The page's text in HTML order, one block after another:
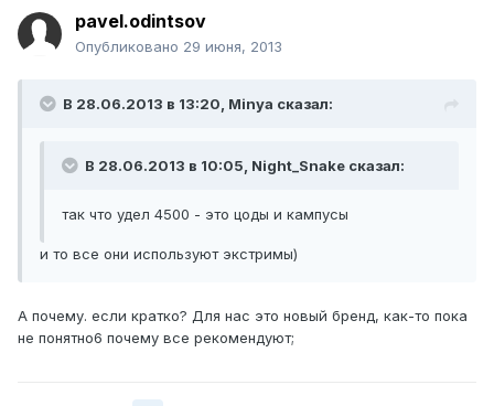
pavel.odintsov
Опубликовано 29 июня, 2013
В 28.06.2013 в 13:20, Minya сказал:
В 28.06.2013 в 10:05, Night_Snake сказал:
так что удел 4500 - это цоды и кампусы
и то все они используют экстримы)
А почему. если кратко? Для нас это новый бренд, как-то пока
не понятно6 почему все рекомендуют;